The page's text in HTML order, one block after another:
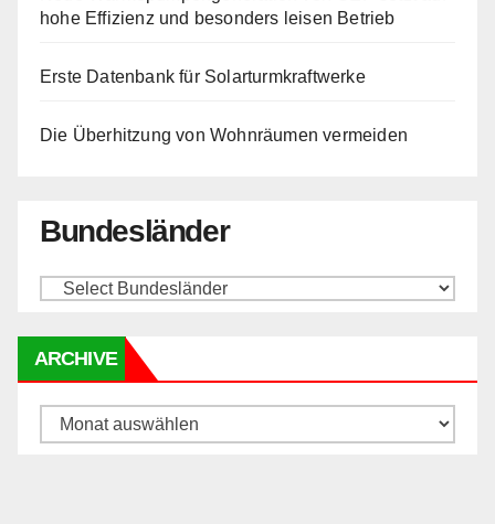
hohe Effizienz und besonders leisen Betrieb
Erste Datenbank für Solarturmkraftwerke
Die Überhitzung von Wohnräumen vermeiden
Bundesländer
ARCHIVE
Archive